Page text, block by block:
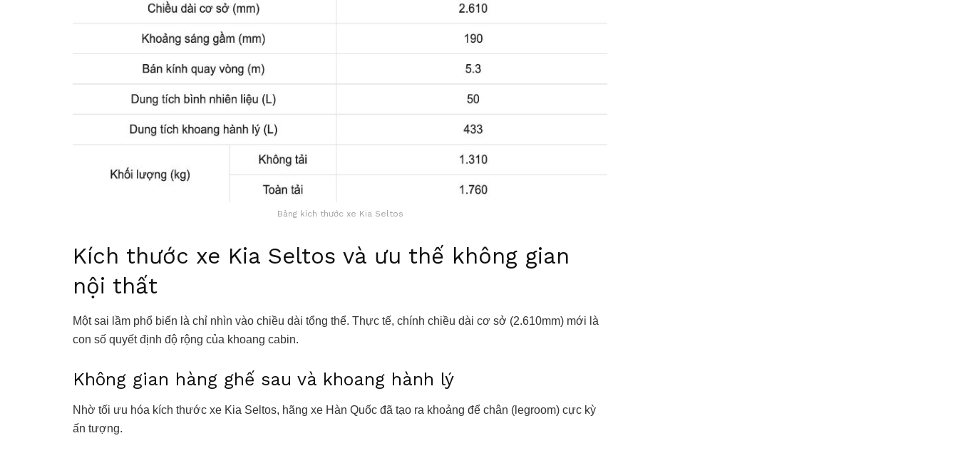
Bảng kích thước xe Kia Seltos
Kích thước xe Kia Seltos và ưu thế không gian
nội thất
Một sai lầm phổ biến là chỉ nhìn vào chiều dài tổng thể. Thực tế, chính chiều dài cơ sở (2.610mm) mới là
con số quyết định độ rộng của khoang cabin.
Không gian hàng ghế sau và khoang hành lý
Nhờ tối ưu hóa kích thước xe Kia Seltos, hãng xe Hàn Quốc đã tạo ra khoảng để chân (legroom) cực kỳ
ấn tượng.